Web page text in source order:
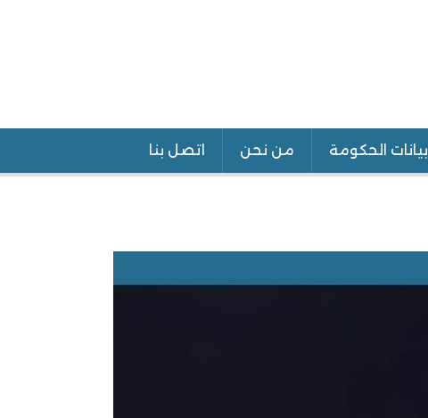
بيانات الحكومة من نحن اتصل بنا